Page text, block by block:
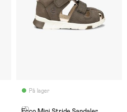
På lager
(3)